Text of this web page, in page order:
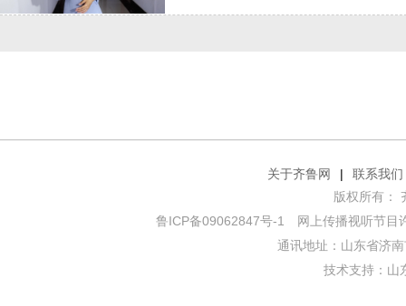
关于齐鲁网 |
联系我们
版权所有：
鲁ICP备09062847号-1 网上传播视听节目
通讯地址：山东省济
技术支持： 山